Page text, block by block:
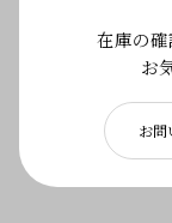
在庫の確
お
お問